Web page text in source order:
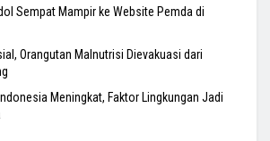
Sempat Mampir ke Website Pemda di
Orangutan Malnutrisi Dievakuasi dari
Meningkat, Faktor Lingkungan Jadi